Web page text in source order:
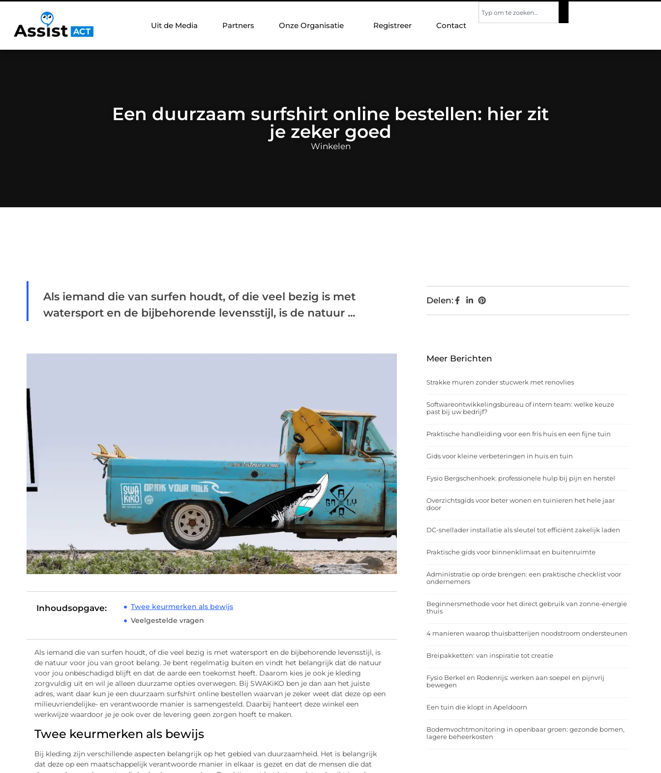
Uit de Media Partners Onze Organisatie Registreer Contact
Een duurzaam surfshirt online bestellen: hier zit
je zeker goed
Winkelen
Als iemand die van surfen houdt, of die veel bezig is met
watersport en de bijbehorende levensstijl, is de natuur ...
Inhoudsopgave:
Twee keurmerken als bewijs
Veelgestelde vragen
Als iemand die van surfen houdt, of die veel bezig is met watersport en de bijbehorende levensstijl, is
de natuur voor jou van groot belang. Je bent regelmatig buiten en vindt het belangrijk dat de natuur
voor jou onbeschadigd blijft en dat de aarde een toekomst heeft. Daarom kies je ook je kleding
zorgvuldig uit en wil je alleen duurzame opties overwegen. Bij SWAKiKO ben je dan aan het juiste
adres, want daar kun je een duurzaam surfshirt online bestellen waarvan je zeker weet dat deze op een
milieuvriendelijke- en verantwoorde manier is samengesteld. Daarbij hanteert deze winkel een
werkwijze waardoor je je ook over de levering geen zorgen hoeft te maken.
Twee keurmerken als bewijs
Bij kleding zijn verschillende aspecten belangrijk op het gebied van duurzaamheid. Het is belangrijk
dat deze op een maatschappelijk verantwoorde manier in elkaar is gezet en dat de mensen die dat
Delen:
Meer Berichten
Strakke muren zonder stucwerk met renovlies
Softwareontwikkelingsbureau of intern team: welke keuze
past bij uw bedrijf?
Praktische handleiding voor een fris huis en een fijne tuin
Gids voor kleine verbeteringen in huis en tuin
Fysio Bergschenhoek: professionele hulp bij pijn en herstel
Overzichtsgids voor beter wonen en tuinieren het hele jaar
door
DC-snellader installatie als sleutel tot efficiënt zakelijk laden
Praktische gids voor binnenklimaat en buitenruimte
Administratie op orde brengen: een praktische checklist voor
ondernemers
Beginnersmethode voor het direct gebruik van zonne-energie
thuis
4 manieren waarop thuisbatterijen noodstroom ondersteunen
Breipakketten: van inspiratie tot creatie
Fysio Berkel en Rodenrijs: werken aan soepel en pijnvrij
bewegen
Een tuin die klopt in Apeldoorn
Bodemvochtmonitoring in openbaar groen: gezonde bomen,
lagere beheerkosten